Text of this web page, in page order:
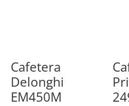
Cafetera
Delonghi
EM450M